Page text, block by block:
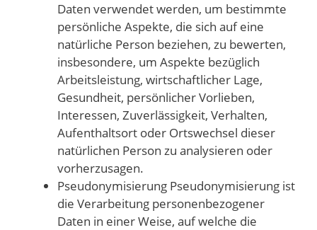
Daten verwendet werden, um bestimmte
persönliche Aspekte, die sich auf eine
natürliche Person beziehen, zu bewerten,
insbesondere, um Aspekte bezüglich
Arbeitsleistung, wirtschaftlicher Lage,
Gesundheit, persönlicher Vorlieben,
Interessen, Zuverlässigkeit, Verhalten,
Aufenthaltsort oder Ortswechsel dieser
natürlichen Person zu analysieren oder
vorherzusagen.
Pseudonymisierung Pseudonymisierung ist
die Verarbeitung personenbezogener
Daten in einer Weise, auf welche die